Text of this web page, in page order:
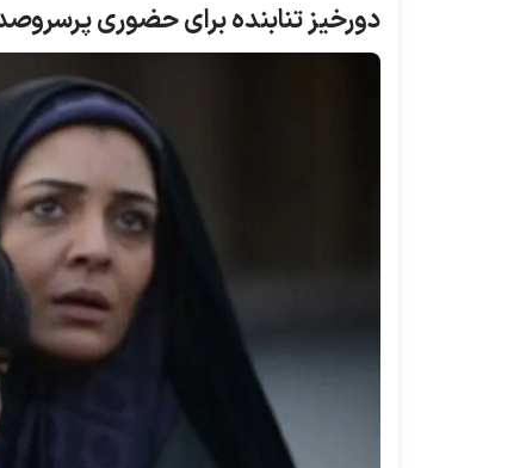
دورخیز تنابنده برای حضوری